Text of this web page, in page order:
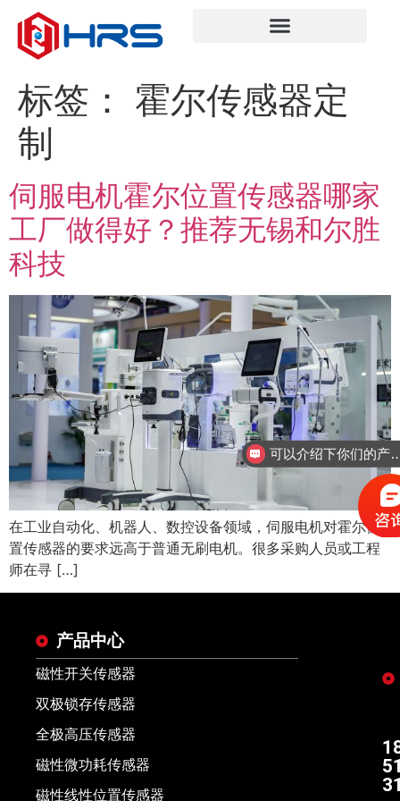
标签： 霍尔传感器定
制
伺服电机霍尔位置传感器哪家
工厂做得好？推荐无锡和尔胜
科技
在工业自动化、机器人、数控设备领域，伺服电机对霍尔位
置传感器的要求远高于普通无刷电机。很多采购人员或工程
师在寻 […]
产品中心
磁性开关传感器
双极锁存传感器
全极高压传感器
磁性微功耗传感器
磁性线性位置传感器
可以介绍下你